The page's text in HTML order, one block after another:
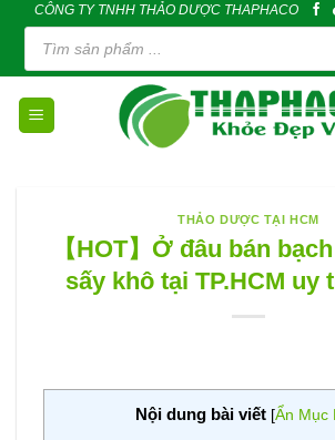
content
CÔNG TY TNHH THẢO DƯỢC THAPHACO
Tìm
kiếm
phẩm
THẢO DƯỢC TẠI HCM
【HOT】Ở đâu bán
sấy khô tại TP.HCM uy
Nội dung bài viết [Ẩn Mục